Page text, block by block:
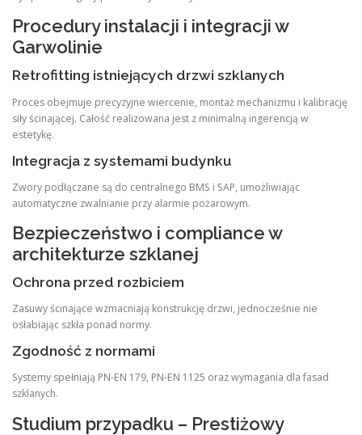
Procedury instalacji i integracji w
Garwolinie
Retrofitting istniejących drzwi szklanych
Proces obejmuje precyzyjne wiercenie, montaż mechanizmu i kalibrację
siły ścinającej. Całość realizowana jest z minimalną ingerencją w
estetykę.
Integracja z systemami budynku
Zwory podłączane są do centralnego BMS i SAP, umożliwiając
automatyczne zwalnianie przy alarmie pożarowym.
Bezpieczeństwo i compliance w
architekturze szklanej
Ochrona przed rozbiciem
Zasuwy ścinające wzmacniają konstrukcję drzwi, jednocześnie nie
osłabiając szkła ponad normy.
Zgodność z normami
Systemy spełniają PN-EN 179, PN-EN 1125 oraz wymagania dla fasad
szklanych.
Studium przypadku – Prestiżowy